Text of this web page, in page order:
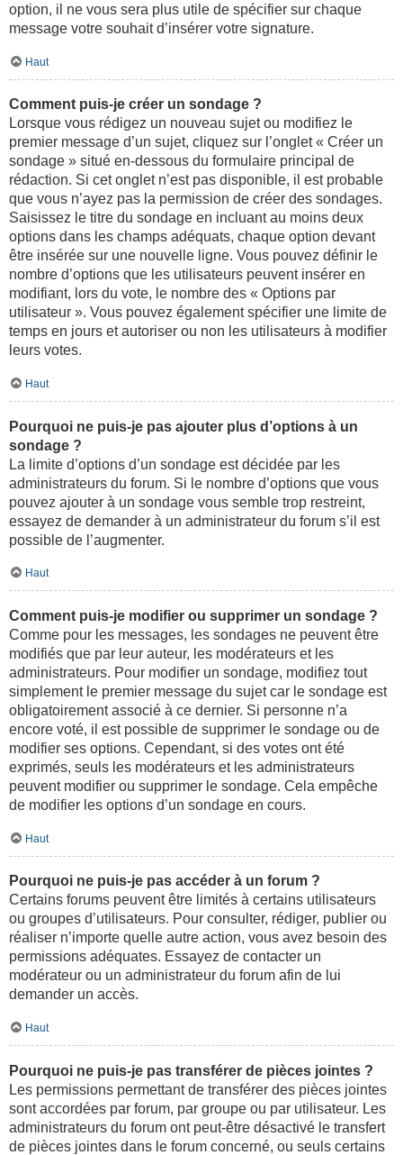
option, il ne vous sera plus utile de spécifier sur chaque
message votre souhait d’insérer votre signature.
Haut
Comment puis-je créer un sondage ?
Lorsque vous rédigez un nouveau sujet ou modifiez le
premier message d’un sujet, cliquez sur l’onglet « Créer un
sondage » situé en-dessous du formulaire principal de
rédaction. Si cet onglet n’est pas disponible, il est probable
que vous n’ayez pas la permission de créer des sondages.
Saisissez le titre du sondage en incluant au moins deux
options dans les champs adéquats, chaque option devant
être insérée sur une nouvelle ligne. Vous pouvez définir le
nombre d’options que les utilisateurs peuvent insérer en
modifiant, lors du vote, le nombre des « Options par
utilisateur ». Vous pouvez également spécifier une limite de
temps en jours et autoriser ou non les utilisateurs à modifier
leurs votes.
Haut
Pourquoi ne puis-je pas ajouter plus d’options à un
sondage ?
La limite d’options d’un sondage est décidée par les
administrateurs du forum. Si le nombre d’options que vous
pouvez ajouter à un sondage vous semble trop restreint,
essayez de demander à un administrateur du forum s’il est
possible de l’augmenter.
Haut
Comment puis-je modifier ou supprimer un sondage ?
Comme pour les messages, les sondages ne peuvent être
modifiés que par leur auteur, les modérateurs et les
administrateurs. Pour modifier un sondage, modifiez tout
simplement le premier message du sujet car le sondage est
obligatoirement associé à ce dernier. Si personne n’a
encore voté, il est possible de supprimer le sondage ou de
modifier ses options. Cependant, si des votes ont été
exprimés, seuls les modérateurs et les administrateurs
peuvent modifier ou supprimer le sondage. Cela empêche
de modifier les options d’un sondage en cours.
Haut
Pourquoi ne puis-je pas accéder à un forum ?
Certains forums peuvent être limités à certains utilisateurs
ou groupes d’utilisateurs. Pour consulter, rédiger, publier ou
réaliser n’importe quelle autre action, vous avez besoin des
permissions adéquates. Essayez de contacter un
modérateur ou un administrateur du forum afin de lui
demander un accès.
Haut
Pourquoi ne puis-je pas transférer de pièces jointes ?
Les permissions permettant de transférer des pièces jointes
sont accordées par forum, par groupe ou par utilisateur. Les
administrateurs du forum ont peut-être désactivé le transfert
de pièces jointes dans le forum concerné, ou seuls certains